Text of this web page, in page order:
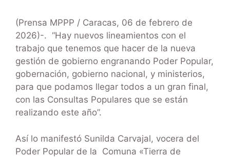
(Prensa MPPP / Caracas, 06 de febrero de
2026)-. “Hay nuevos lineamientos con el
trabajo que tenemos que hacer de la nueva
gestión de gobierno engranando Poder Popular,
gobernación, gobierno nacional, y ministerios,
para que podamos llegar todos a un gran final,
con las Consultas Populares que se están
realizando este año”.
Así lo manifestó Sunilda Carvajal, vocera del
Poder Popular de la Comuna «Tierra de